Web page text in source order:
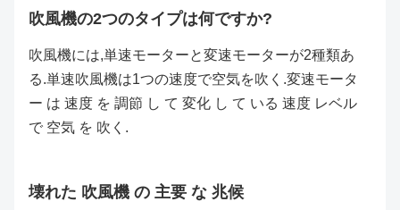
吹風機の2つのタイプは何ですか?
吹風機には,単速モーターと変速モーターが2種類あ
る.単速吹風機は1つの速度で空気を吹く.変速モータ
ー は 速度 を 調節 し て 変化 し て いる 速度 レベル
で 空気 を 吹く.
壊れた 吹風機 の 主要 な 兆候